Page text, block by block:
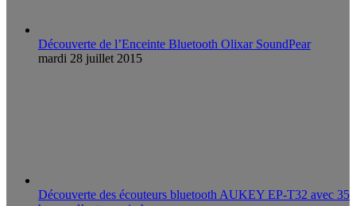
Découverte de l’Enceinte Bluetooth Olixar SoundPear
mardi 28 juillet 2015
Découverte des écouteurs bluetooth AUKEY EP-T32 avec 35